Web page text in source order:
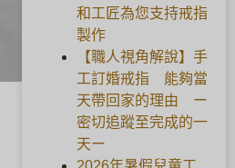
和工匠為您支持戒指
製作
【職人視角解說】手
工訂婚戒指 能夠當
天帶回家的理由 ー
密切追蹤至完成的一
天ー